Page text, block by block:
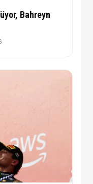
Bahreyn